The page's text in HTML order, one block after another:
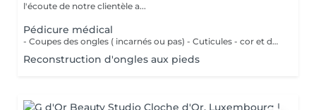
l'écoute de notre clientèle a...
Pédicure médical
- Coupes des ongles ( incarnés ou pas) - Cuticules - cor et durillons - Petit massage - Pose de vernis semi-permanent couleur ( Si vous voulez une french, veuillez svp cocher l'onglet french en plus)
Reconstruction d'ongles aux pieds